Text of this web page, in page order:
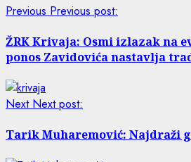
Previous Previous post:
ŽRK Krivaja: Osmi izlazak na
ponos Zavidovića nastavlja
Next Next post:
Tarik Muharemović: Najdraži